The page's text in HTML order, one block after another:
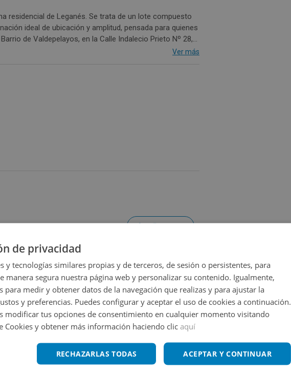
residencial de Leganés. Se trata de un lote compuesto
ideal de ubicación y amplitud, pensada para quienes
de Valdepelayos, en la Calle Indalecio Prieto Nº 28,
verdes, centros comerciales, centros de salud,
por cada plaza: 9,9 m², Estado: Buen Estado.
Estaremos encantados de asesorarte.
Ver más
Ampliar mapa
de privacidad
y tecnologías similares propias y de terceros, de sesión o persistentes, para
manera segura nuestra página web y personalizar su contenido. Igualmente,
para medir y obtener datos de la navegación que realizas y para ajustar la
y preferencias. Puedes configurar y aceptar el uso de cookies a continuación.
modificar tus opciones de consentimiento en cualquier momento visitando
Cookies y obtener más información haciendo clic aquí
ACEPTAR Y CONTINUAR
RECHAZARLAS TODAS